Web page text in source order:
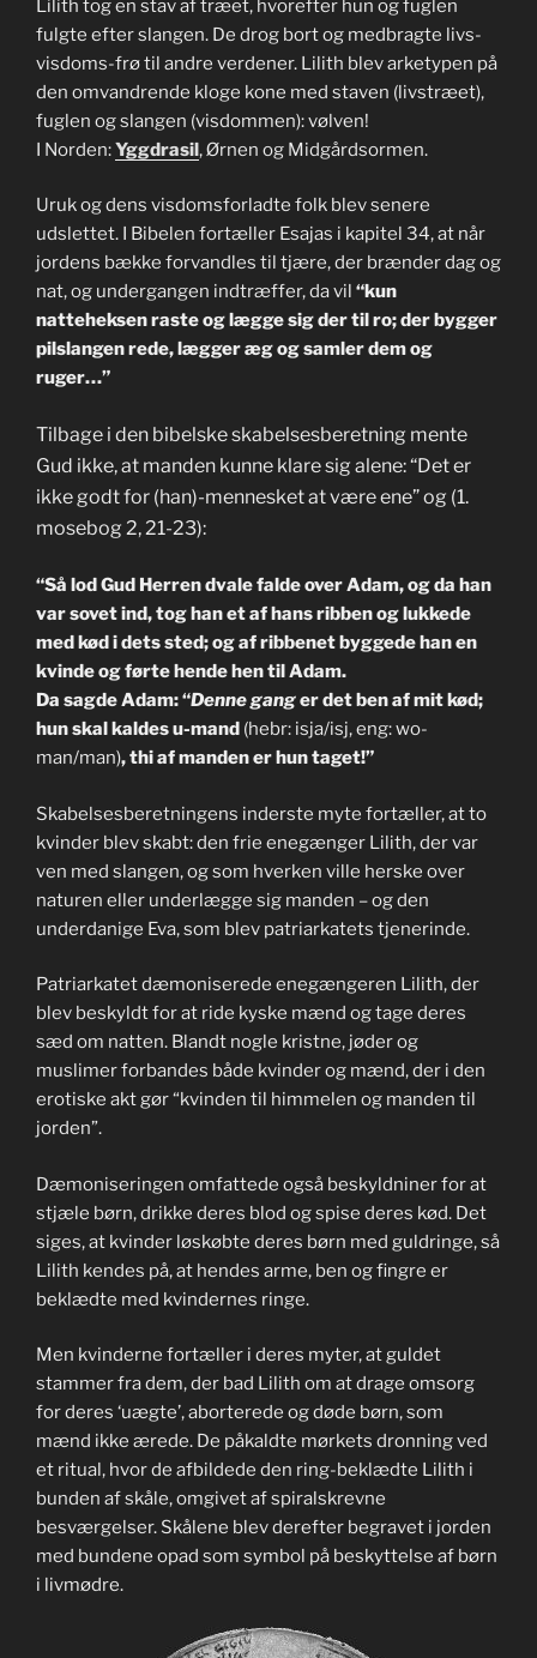
Lilith tog en stav af træet, hvorefter hun og fuglen
fulgte efter slangen. De drog bort og medbragte livs-
visdoms-frø til andre verdener. Lilith blev arketypen på
den omvandrende kloge kone med staven (livstræet),
fuglen og slangen (visdommen): vølven!
I Norden:Yggdrasil, Ørnen og Midgårdsormen.
Uruk og dens visdomsforladte folk blev senere
udslettet. I Bibelen fortæller Esajas i kapitel 34, at når
jordens bække forvandles til tjære, der brænder dag og
nat, og undergangen indtræffer, da vil “kun
natteheksen raste og lægge sig der til ro; der bygger
pilslangen rede, lægger æg og samler dem og
ruger…”
Tilbage i den bibelske skabelsesberetning mente
Gud ikke, at manden kunne klare sig alene: “Det er
ikke godt for (han)-mennesket at være ene” og (1.
mosebog 2, 21-23):
“Så lod Gud Herren dvale falde over Adam, og da han
var sovet ind, tog han et af hans ribben og lukkede
med kød i dets sted; og af ribbenet byggede han en
kvinde og førte hende hen til Adam.
Da sagde Adam: “Denne ganger det ben af mit kød;
hun skal kaldes u-mand (hebr: isja/isj, eng: wo-
man/man), thi af manden er hun taget!”
Skabelsesberetningens inderste myte fortæller, at to
kvinder blev skabt: den frie enegænger Lilith, der var
ven med slangen, og som hverken ville herske over
naturen eller underlægge sig manden – og den
underdanige Eva, som blev patriarkatets tjenerinde.
Patriarkatet dæmoniserede enegængeren Lilith, der
blev beskyldt for at ride kyske mænd og tage deres
sæd om natten. Blandt nogle kristne, jøder og
muslimer forbandes både kvinder og mænd, der i den
erotiske akt gør “kvinden til himmelen og manden til
jorden”.
Dæmoniseringen omfattede også beskyldniner for at
stjæle børn, drikke deres blod og spise deres kød. Det
siges, at kvinder løskøbte deres børn med guldringe, så
Lilith kendes på, at hendes arme, ben og fingre er
beklædte med kvindernes ringe.
Men kvinderne fortæller i deres myter, at guldet
stammer fra dem, der bad Lilith om at drage omsorg
for deres ‘uægte’, aborterede og døde børn, som
mænd ikke ærede. De påkaldte mørkets dronning ved
et ritual, hvor de afbildede den ring-beklædte Lilith i
bunden af skåle, omgivet af spiralskrevne
besværgelser. Skålene blev derefter begravet i jorden
med bundene opad som symbol på beskyttelse af børn
i livmødre.